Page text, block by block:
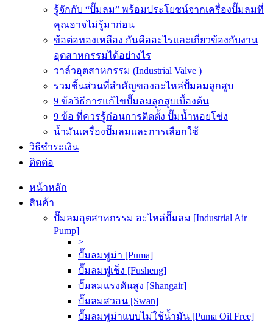
รู้จักกับ “ปั๊มลม” พร้อมประโยชน์จากเครื่องปั๊มลมที่
คุณอาจไม่รู้มาก่อน
ข้อต่อทองเหลือง กันคืออะไรและเกี่ยวข้องกับงาน
อุตสาหกรรมได้อย่างไร
วาล์วอุตสาหกรรม (Industrial Valve )
รวมชิ้นส่วนที่สำคัญของอะไหล่ปั้มลมลูกสูบ
9 ข้อวิธีการแก้ไขปั๊มลมลูกสูบเบื้องต้น
9 ข้อ ที่ควรรู้ก่อนการติดตั้ง ปั๊มน้ำหอยโข่ง
น้ำมันเครื่องปั๊มลมและการเลือกใช้
วิธีชำระเงิน
ติดต่อ
หน้าหลัก
สินค้า
ปั๊มลมอุตสาหกรรม อะไหล่ปั๊มลม [Industrial Air
Pump]
>
ปั๊มลมพูม่า [Puma]
ปั๊มลมฟูเช็ง [Fusheng]
ปั๊มลมแรงดันสูง [Shangair]
ปั๊มลมสวอน [Swan]
ปั๊มลมพูม่าแบบไม่ใช้น้ำมัน [Puma Oil Free]